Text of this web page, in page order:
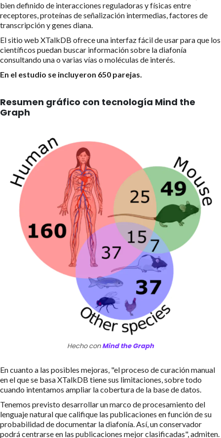
bien definido de interacciones reguladoras y físicas entre
receptores, proteínas de señalización intermedias, factores de
transcripción y genes diana.
El sitio web XTalkDB ofrece una interfaz fácil de usar para que los
científicos puedan buscar información sobre la diafonía
consultando una o varias vías o moléculas de interés.
En el estudio se incluyeron 650 parejas.
Resumen gráfico con tecnología Mind the
Graph
Hecho conMind the Graph
En cuanto a las posibles mejoras, "el proceso de curación manual
en el que se basa XTalkDB tiene sus limitaciones, sobre todo
cuando intentamos ampliar la cobertura de la base de datos.
Tenemos previsto desarrollar un marco de procesamiento del
lenguaje natural que califique las publicaciones en función de su
probabilidad de documentar la diafonía. Así, un conservador
podrá centrarse en las publicaciones mejor clasificadas", admiten.